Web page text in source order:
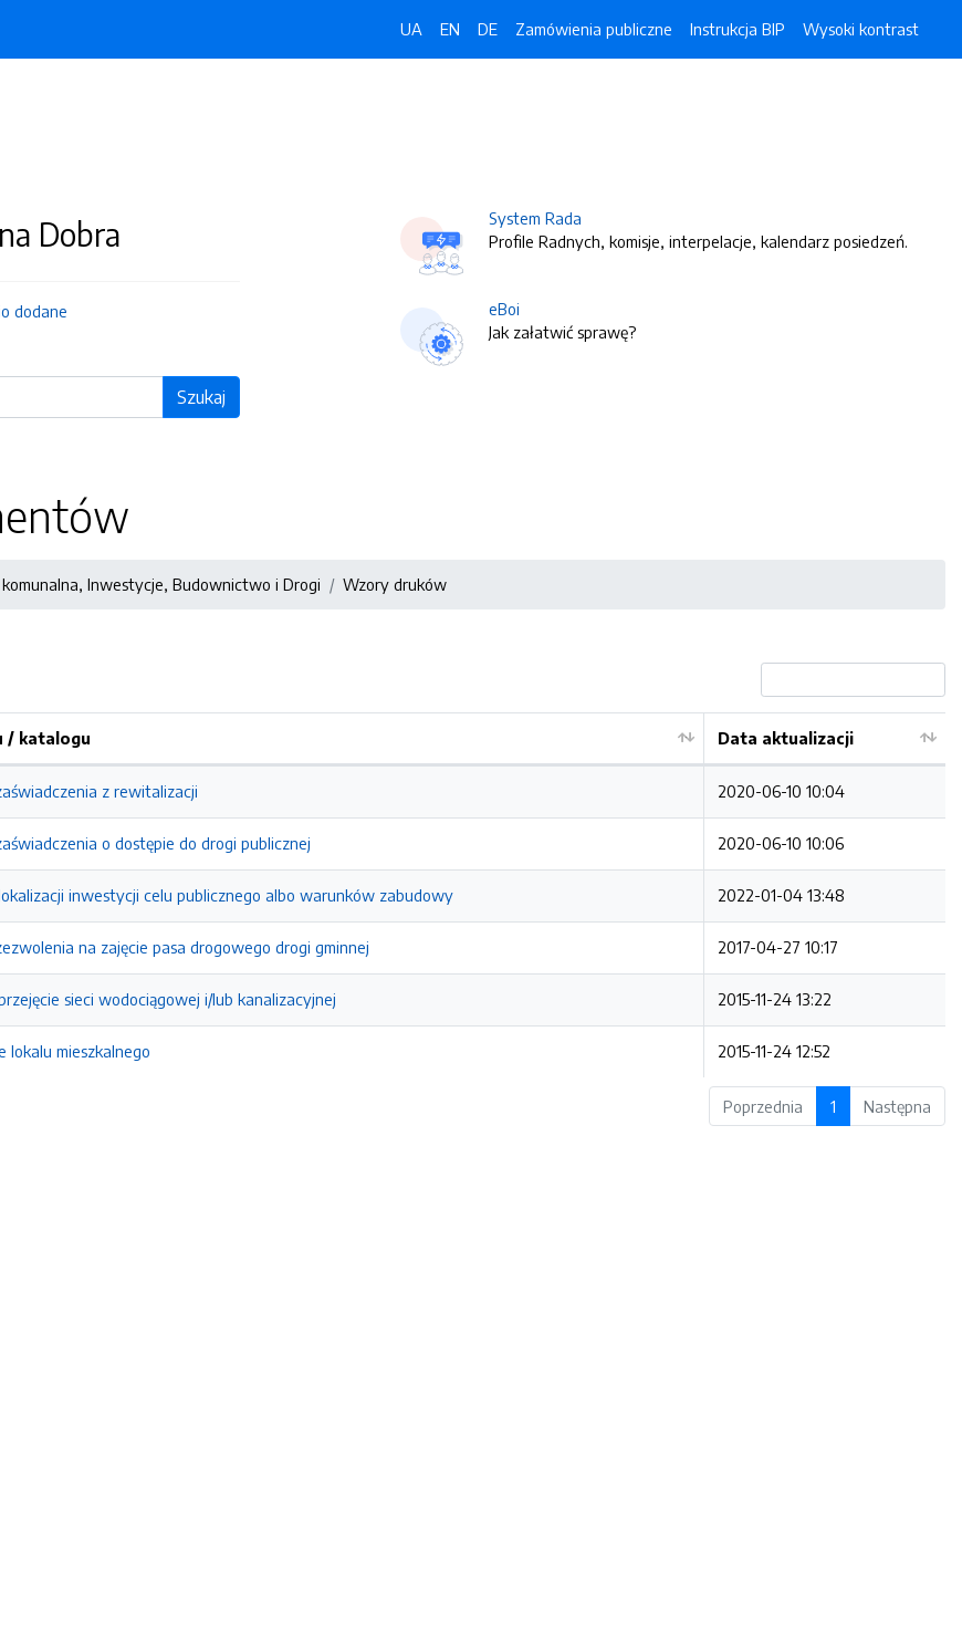
UA EN DE Zamówienia publiczne Instrukcja BIP Wysoki kontrast
Dobra
dodane
Szukaj
System Rada
Profile Radnych, komisje, interpelacje, kalendarz posiedzeń.
eBoi
Jak załatwić sprawę?
Inwestycje, Budownictwo i Drogi Wzory druków
/ katalogu Data aktualizacji
z rewitalizacji 2020-06-10 10:04
o dostępie do drogi publicznej 2020-06-10 10:06
inwestycji celu publicznego albo warunków zabudowy 2022-01-04 13:48
na zajęcie pasa drogowego drogi gminnej 2017-04-27 10:17
sieci wodociągowej i/lub kanalizacyjnej 2015-11-24 13:22
lokalu mieszkalnego 2015-11-24 12:52
Poprzednia 1 Następna